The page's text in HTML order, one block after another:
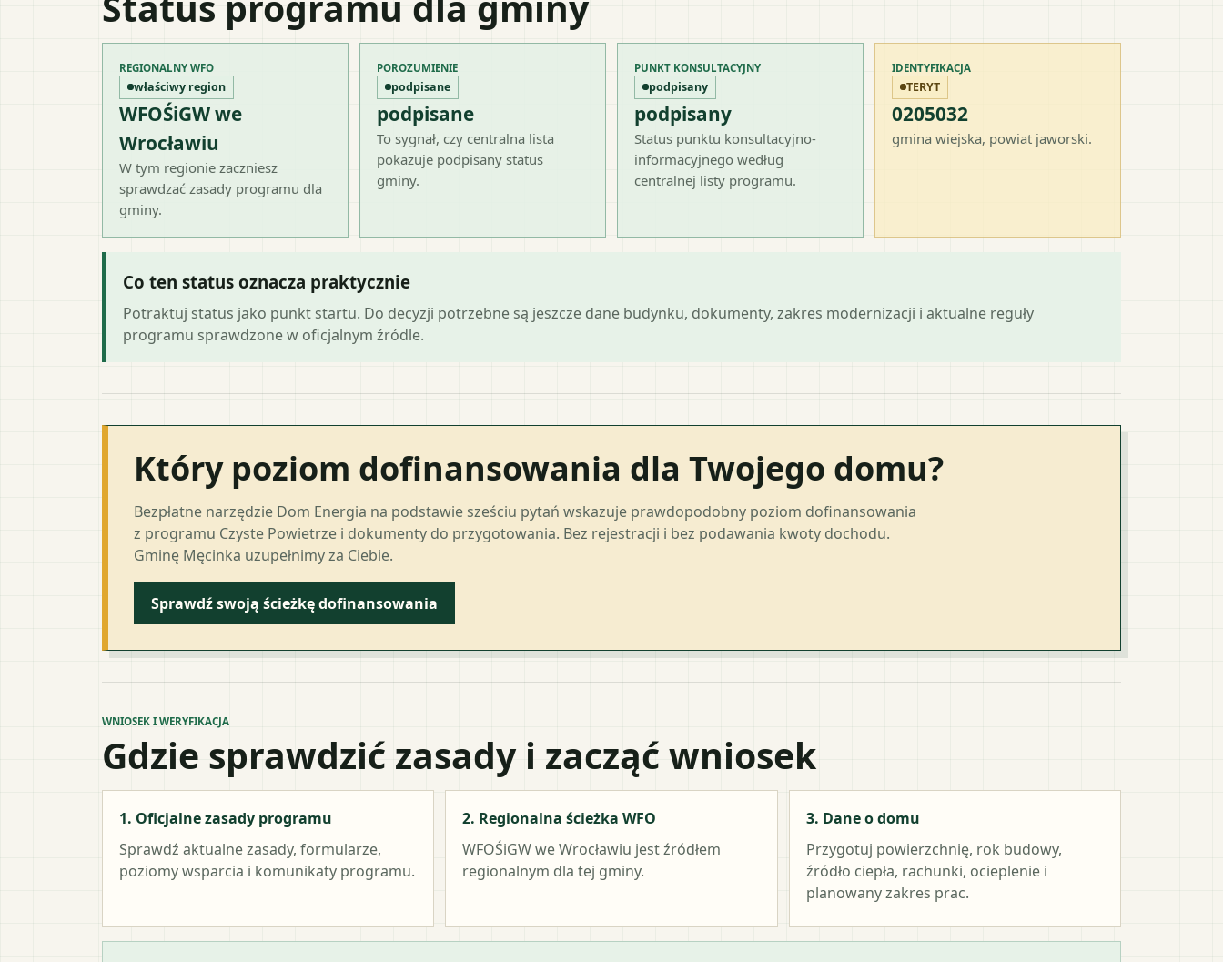
REGIONALNY WFO
właściwy region
WFOŚiGW we
Wrocławiu
W tym regionie zaczniesz
sprawdzać zasady programu dla
gminy.
POROZUMIENIE
podpisane
podpisane
To sygnał, czy centralna lista
pokazuje podpisany status
gminy.
PUNKT KONSULTACYJNY
podpisany
podpisany
Status punktu konsultacyjno-
informacyjnego według
centralnej listy programu.
IDENTYFIKACJA
TERYT
0205032
gmina wiejska, powiat jaworski.
Co ten status oznacza praktycznie
Potraktuj status jako punkt startu. Do decyzji potrzebne są jeszcze dane budynku, dokumenty, zakres modernizacji i aktualne reguły
programu sprawdzone w oficjalnym źródle.
Który poziom dofinansowania dla Twojego domu?
Bezpłatne narzędzie Dom Energia na podstawie sześciu pytań wskazuje prawdopodobny poziom dofinansowania
z programu Czyste Powietrze i dokumenty do przygotowania. Bez rejestracji i bez podawania kwoty dochodu.
Gminę Męcinka uzupełnimy za Ciebie.
Sprawdź swoją ścieżkę dofinansowania
WNIOSEK I WERYFIKACJA
Gdzie sprawdzić zasady i zacząć wniosek
1. Oficjalne zasady programu
Sprawdź aktualne zasady, formularze,
poziomy wsparcia i komunikaty programu.
2. Regionalna ścieżka WFO
WFOŚiGW we Wrocławiu jest źródłem
regionalnym dla tej gminy.
3. Dane o domu
Przygotuj powierzchnię, rok budowy,
źródło ciepła, rachunki, ocieplenie i
planowany zakres prac.